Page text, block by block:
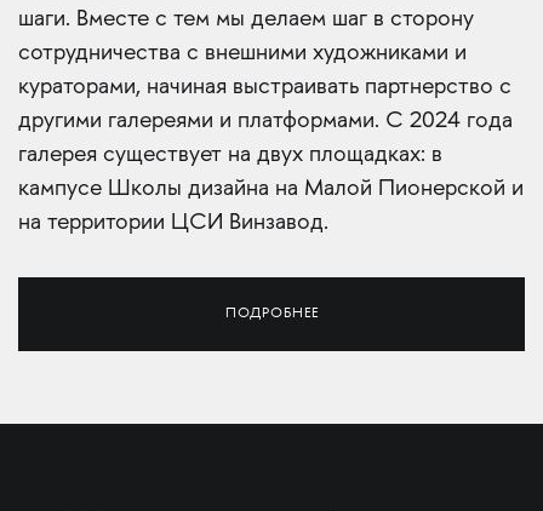
шаги. Вместе с тем мы делаем шаг в сторону
сотрудничества с внешними художниками и
кураторами, начиная выстраивать партнерство с
другими галереями и платформами. С 2024 года
галерея существует на двух площадках: в
кампусе Школы дизайна на Малой Пионерской и
на территории ЦСИ Винзавод.
ПОДРОБНЕЕ